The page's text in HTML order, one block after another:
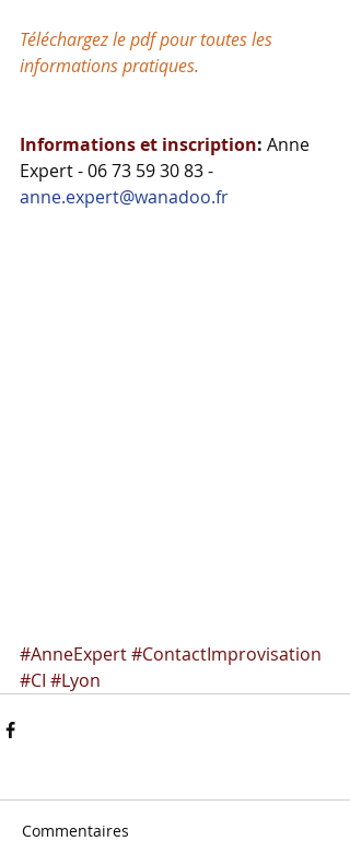
Téléchargez le pdf pour toutes les
informations pratiques.
Informations et inscription: Anne
Expert - 06 73 59 30 83 -
anne.expert@wanadoo.fr
#AnneExpert#ContactImprovisation
#CI #Lyon
Commentaires